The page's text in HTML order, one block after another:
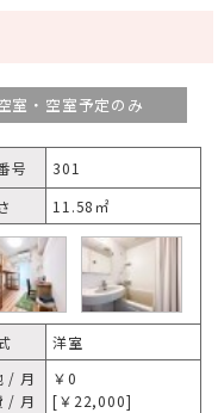
室・空室予定のみ
号
301
11.58㎡
洋室
/ 月
/ 月
￥0
[￥22,000]